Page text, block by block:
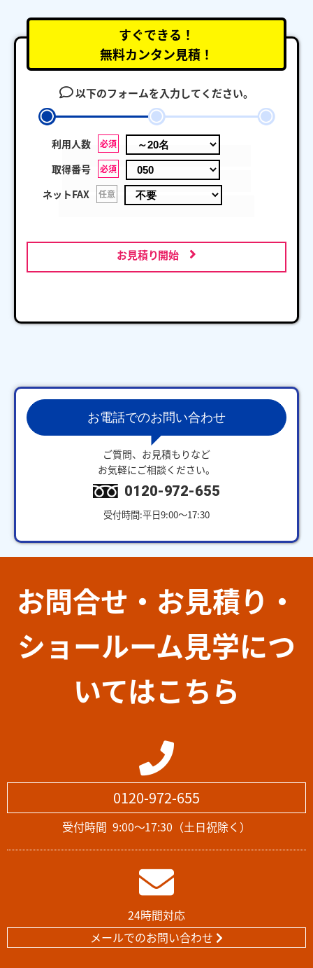
すぐできる！
無料カンタン見積！
以下のフォームを入力してください。
利用人数 必須
取得番号 必須
ネットFAX 任意
お見積り開始
お電話でのお問い合わせ
ご質問、お見積もりなど
お気軽にご相談ください。
0120-972-655
受付時間:平日9:00～17:30
お問合せ・お見積り・
ショールーム見学につ
いてはこちら
0120-972-655
受付時間 9:00～17:30（土日祝除く）
24時間対応
メールでのお問い合わせ